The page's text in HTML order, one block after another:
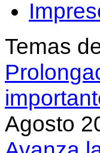
Temas
Agosto